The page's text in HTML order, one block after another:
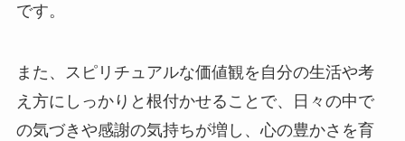
です。
また、スピリチュアルな価値観を自分の生活や考
え方にしっかりと根付かせることで、日々の中で
の気づきや感謝の気持ちが増し、心の豊かさを育